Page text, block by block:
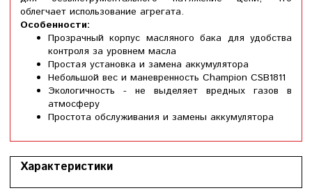
облегчает использование агрегата.
Особенности:
Прозрачный корпус масляного бака для удобства
контроля за уровнем масла
Простая установка и замена аккумулятора
Небольшой вес и маневренность Champion CSB1811
Экологичность - не выделяет вредных газов в
атмосферу
Простота обслуживания и замены аккумулятора
Характеристики